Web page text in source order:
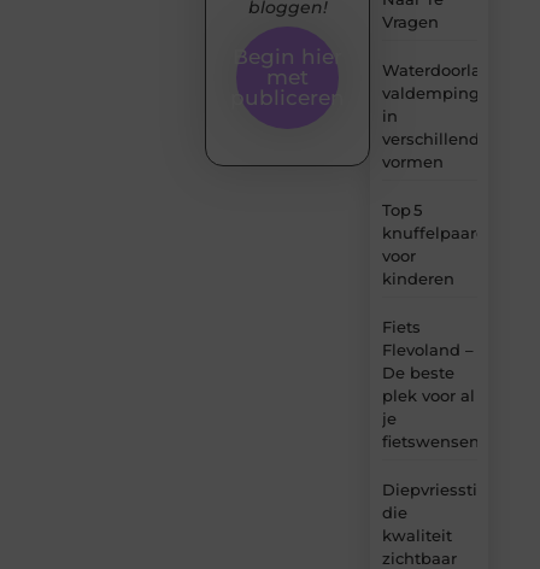
Vragen
Waterdoorlatende
valdemping
in
verschillende
vormen
Top 5
voor
kinderen
Fiets
Flevoland –
De beste
plek voor al
je
fietswensen
Diepvriesstickers
die
kwaliteit
zichtbaar
bloggen!
Begin hier
met
publiceren